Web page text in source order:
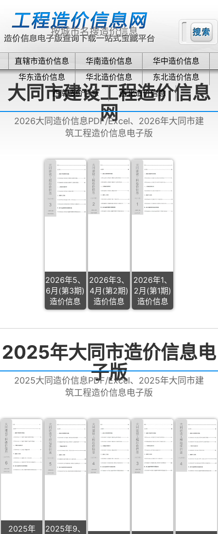
直辖市造价信息 华南造价信息
华中造价信息
华东造价信息
华北造价信息
东北造价信息
西南造价信息
西北造价信息
大同市建设工程造价信息
网
2026大同造价信息PDF/Excel、2026年大同市建
筑工程造价信息电子版
2026年5、
6月(第3期)
造价信息
2026年3、
4月(第2期)
造价信息
2026年1、
2月(第1期)
造价信息
2025年大同市造价信息电
子版
2025大同造价信息PDF/Excel、2025年大同市建
筑工程造价信息电子版
2025年
2025年9、